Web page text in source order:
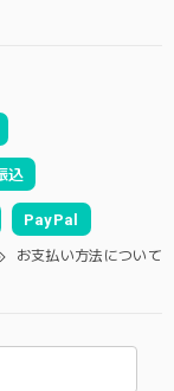
込
PayPal
お支払い方法について